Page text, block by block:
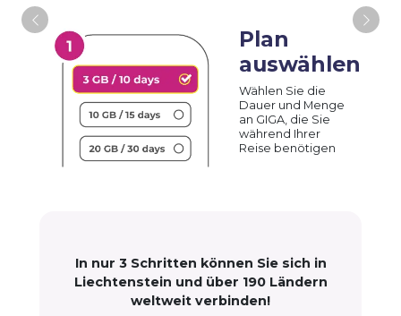
Plan
auswählen
Wählen Sie die
Dauer und Menge
an GIGA, die Sie
während Ihrer
Reise benötigen
In nur 3 Schritten können Sie sich in
Liechtenstein und über 190 Ländern
weltweit verbinden!